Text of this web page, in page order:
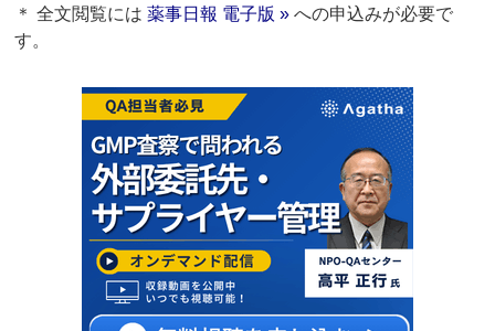
＊ 全文閲覧には薬事日報 電子版 » への申込みが必要で
す。